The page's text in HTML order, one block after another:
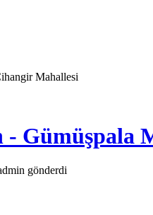
Mahallesi
- Gümüşpala
gönderdi